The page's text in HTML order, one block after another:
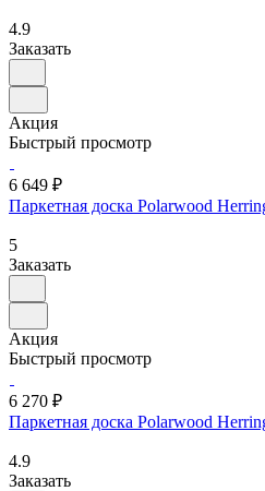
4.9
Заказать
Акция
Быстрый просмотр
6 649 ₽
Паркетная доска Polarwood
5
Заказать
Акция
Быстрый просмотр
6 270 ₽
Паркетная доска Polarwood
4.9
Заказать